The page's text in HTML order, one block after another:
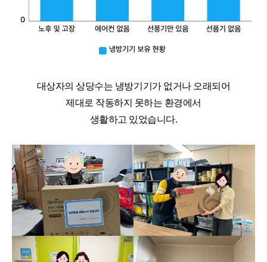
대상자의 상당수는 냉방기기가 없거나 오래되어
제대로 작동하지 못하는 환경에서
생활하고 있었습니다.